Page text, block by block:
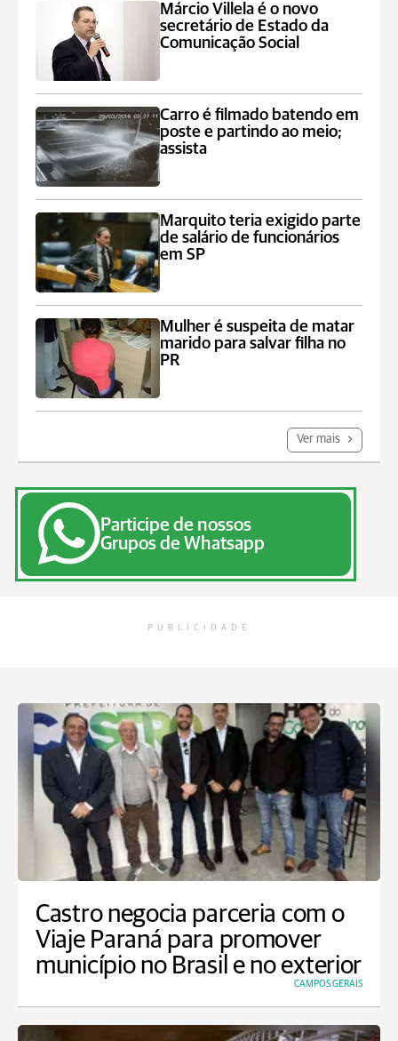
Márcio Villela é o novo
secretário de Estado da
Comunicação Social
Carro é filmado batendo em
poste e partindo ao meio;
assista
Marquito teria exigido parte
de salário de funcionários
em SP
Mulher é suspeita de matar
marido para salvar filha no
PR
Ver mais
Participe de nossos
Grupos de Whatsapp
PUBLICIDADE
Castro negocia parceria com o
Viaje Paraná para promover
município no Brasil e no exterior
CAMPOS GERAIS